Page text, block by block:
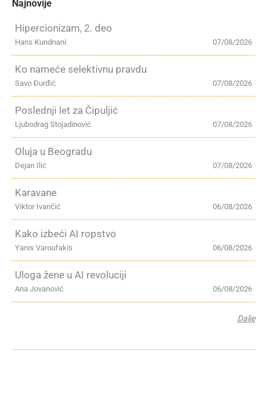
Najnovije
Hipercionizam, 2. deo
07/08/2026
Hans Kundnani
Ko nameće selektivnu pravdu
07/08/2026
Savo Đurđić
Poslednji let za Čipuljić
07/08/2026
Ljubodrag Stojadinović
Oluja u Beogradu
07/08/2026
Dejan Ilić
Karavane
06/08/2026
Viktor Ivančić
Kako izbeći AI ropstvo
06/08/2026
Yanis Varoufakis
Uloga žene u AI revoluciji
06/08/2026
Ana Jovanović
Dalje